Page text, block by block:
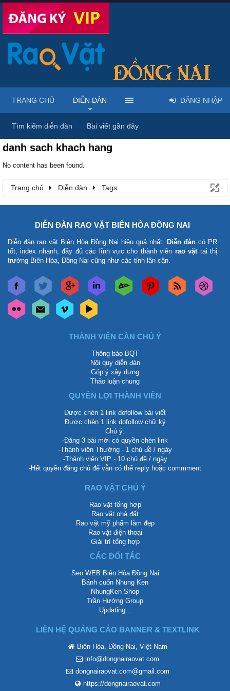
Trang chủ Diễn đàn Tags
danh sach khach hang
No content has been found.
Trang chủ Diễn đàn Tags
TRANG CHỦ DIỄN ĐÀN
Tìm kiếm diễn đàn Bài viết gần đây
ĐĂNG NHẬP
DIỄN ĐÀN RAO VẶT BIÊN HÒA ĐỒNG NAI
Diễn đàn rao vặt Biên Hòa Đồng Nai hiệu quả nhất. Diễn đàn có PR
tốt, index nhanh, đầy đủ các lĩnh vực cho thành viên rao vặttại thị
trường Biên Hòa, Đồng Nai cũng như các tỉnh lân cận.
THÀNH VIÊN CẦN CHÚ Ý
Thông báo BQT
Nội quy diễn đàn
Góp ý xây dựng
Thảo luận chung
QUYỀN LỢI THÀNH VIÊN
Được chèn 1 link dofollow bài viết
Được chèn 1 link dofollow chữ ký
Chú ý:
-Đăng 3 bài mới có quyền chèn link
-Thành viên Thường - 1 chủ đề / ngày
-Thành viên VIP - 10 chủ đề / ngày
-Hết quyền đăng chủ để vẫn có thể reply hoặc commment
RAO VẶT CHÚ Ý
Rao vặt tổng hợp
Rao vặt nhà đất
Rao vặt mỹ phẩm làm đẹp
Rao vặt điện thoại
Giải trí tổng hợp
CÁC ĐỐI TÁC
Seo WEB Biên Hòa Đồng Nai
Bánh cuốn Nhung Ken
NhungKen Shop
Trần Hướng Group
Updating...
LIÊN HỆ QUẢNG CÁO BANNER & TEXTLINK
Biên Hòa, Đồng Nai, Việt Nam
info@dongnairaovat.com
dongnairaovat.com@gmail.com
https://dongnairaovat.com